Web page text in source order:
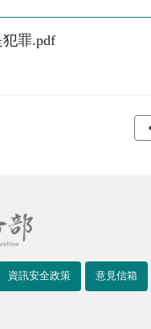
罪.pdf
資訊安全政策 意見信箱